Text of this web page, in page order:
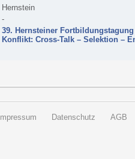
Hernstein
-
39. Hernsteiner
Konflikt: Cross-Talk – Selektion –
Impressum Datenschutz AGB